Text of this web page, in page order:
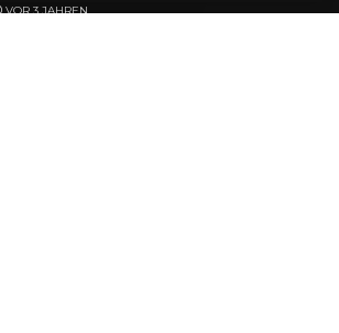
VOR 3 JAHREN